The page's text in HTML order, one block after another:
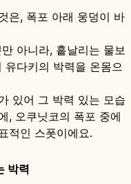
은, 폭포 아래 웅덩이 바
아니라, 흩날리는 물보
다키의 박력을 온몸으
있어 그 박력 있는 모습
, 오쿠닛코의 폭포 중에
적인 스폿이에요.
박력